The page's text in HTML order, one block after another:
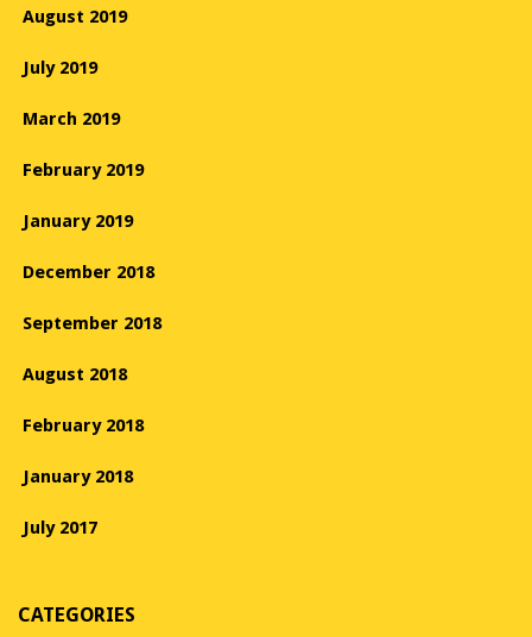
August 2019
July 2019
March 2019
February 2019
January 2019
December 2018
September 2018
August 2018
February 2018
January 2018
July 2017
CATEGORIES